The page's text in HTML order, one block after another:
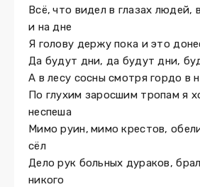
Всё, что видел в глазах людей,
и на дне
Я голову держу пока и это
Да будут дни, да будут дни,
А в лесу сосны смотря гордо в
По глухим заросшим тропам я
неспеша
Мимо руин, мимо крестов,
сёл
Дело рук больных дураков,
никого